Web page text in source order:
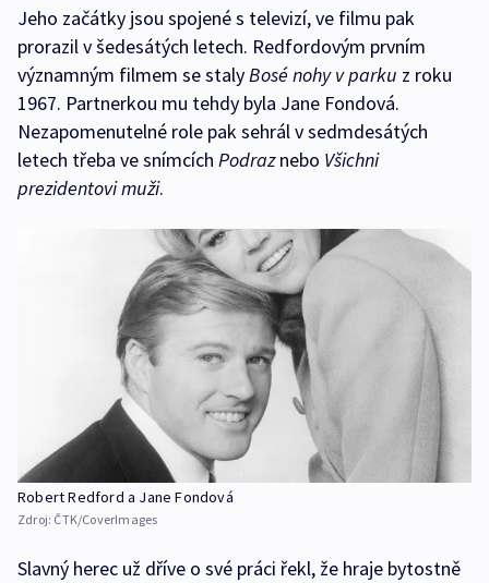
Jeho začátky jsou spojené s televizí, ve filmu pak
prorazil v šedesátých letech. Redfordovým prvním
významným filmem se stalyBosé nohy v parku z roku
1967. Partnerkou mu tehdy byla Jane Fondová.
Nezapomenutelné role pak sehrál v sedmdesátých
letech třeba ve snímcích Podraznebo Všichni
prezidentovi muži.
Robert Redford a Jane Fondová
Zdroj: ČTK/CoverImages
Slavný herec už dříve o své práci řekl, že hraje bytostně